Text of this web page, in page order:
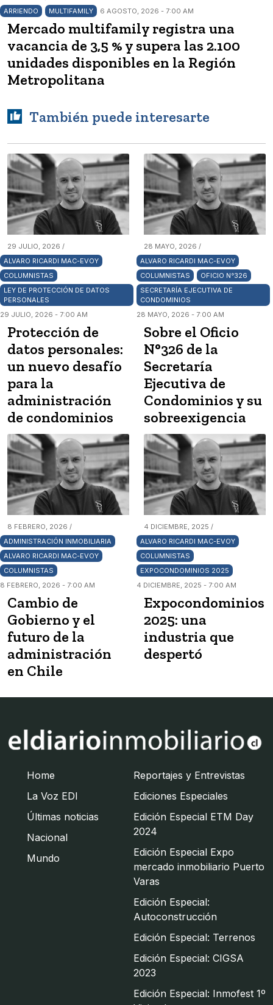
ARRIENDO
MULTIFAMILY 6 AGOSTO, 2026 - 7:00 AM
Mercado multifamily registra una
vacancia de 3,5 % y supera las 2.100
unidades disponibles en la Región
Metropolitana
También puede interesarte
29 JULIO, 2026 /
ALVARO RICARDI MAC-EVOY
COLUMNISTAS
LEY DE PROTECCIÓN DE DATOS
PERSONALES
29 JULIO, 2026 - 7:00 AM
Protección de
datos personales:
un nuevo desafío
para la
administración
de condominios
28 MAYO, 2026 /
ALVARO RICARDI MAC-EVOY
COLUMNISTAS
OFICIO N°326
SECRETARÍA EJECUTIVA DE
CONDOMINIOS
28 MAYO, 2026 - 7:00 AM
Sobre el Oficio
N°326 de la
Secretaría
Ejecutiva de
Condominios y su
sobreexigencia
8 FEBRERO, 2026 /
ADMINISTRACIÓN INMOBILIARIA
ALVARO RICARDI MAC-EVOY
COLUMNISTAS
8 FEBRERO, 2026 - 7:00 AM
Cambio de
Gobierno y el
futuro de la
administración
en Chile
4 DICIEMBRE, 2025 /
ALVARO RICARDI MAC-EVOY
COLUMNISTAS
EXPOCONDOMINIOS 2025
4 DICIEMBRE, 2025 - 7:00 AM
Expocondominios
2025: una
industria que
despertó
Home
La Voz EDI
Últimas noticias
Nacional
Mundo
Reportajes y Entrevistas
Ediciones Especiales
Edición Especial ETM Day
2024
Edición Especial Expo
mercado inmobiliario Puerto
Varas
Edición Especial:
Autoconstrucción
Edición Especial: Terrenos
Edición Especial: CIGSA
2023
Edición Especial: Inmofest 1º